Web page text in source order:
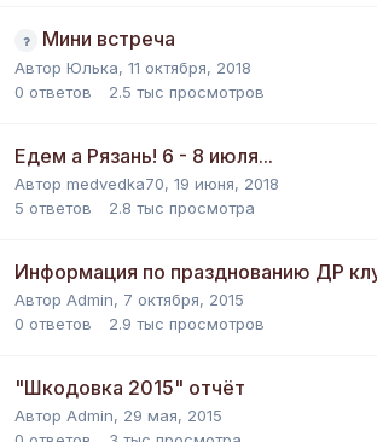
Мини встреча
Автор Юлька, 11 октября, 2018
0 ответов 2.5 тыс просмотров
Едем а Рязань! 6 - 8 июля...
Автор medvedka70, 19 июня, 2018
5 ответов 2.8 тыс просмотра
Информация по празднованию ДР
Автор Admin, 7 октября, 2015
0 ответов 2.9 тыс просмотров
"Шкодовка 2015" отчёт
Автор Admin, 29 мая, 2015